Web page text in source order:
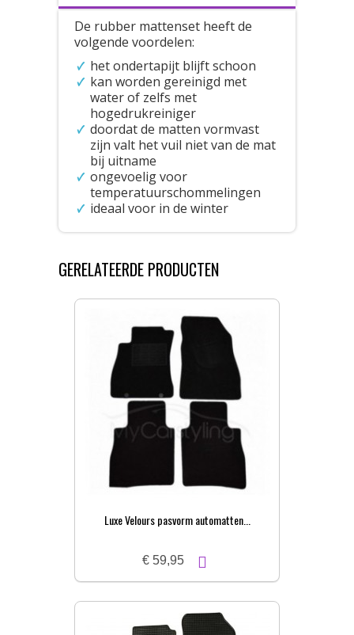
De rubber mattenset heeft de
volgende voordelen:
het ondertapijt blijft schoon
kan worden gereinigd met
water of zelfs met
hogedrukreiniger
doordat de matten vormvast
zijn valt het vuil niet van de mat
bij uitname
ongevoelig voor
temperatuurschommelingen
ideaal voor in de winter
GERELATEERDE PRODUCTEN
Luxe Velours pasvorm automatten...
€ 59,95